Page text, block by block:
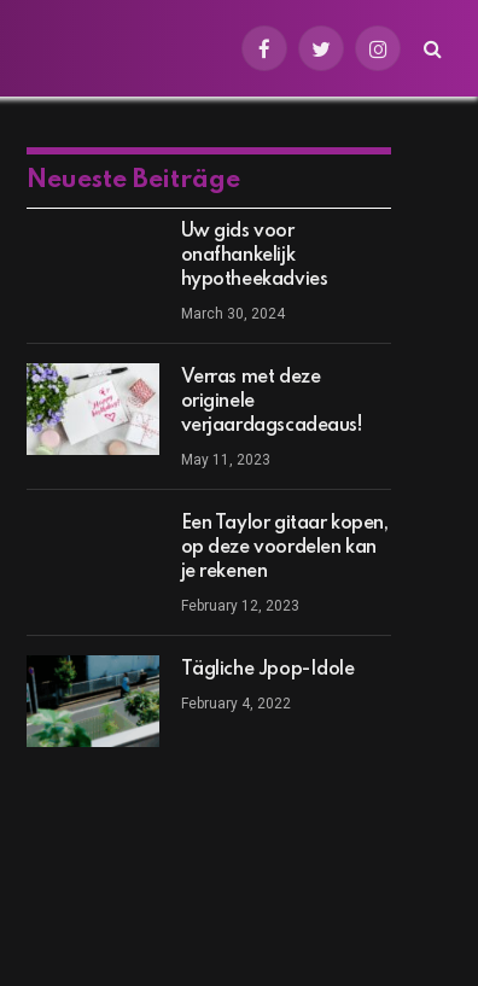
FacebookTwitterInstagram
Neueste Beiträge
Uw gids voor
onafhankelijk
hypotheekadvies
March 30, 2024
Verras met deze
originele
verjaardagscadeaus!
May 11, 2023
Een Taylor gitaar kopen,
op deze voordelen kan
je rekenen
February 12, 2023
Tägliche Jpop-Idole
February 4, 2022